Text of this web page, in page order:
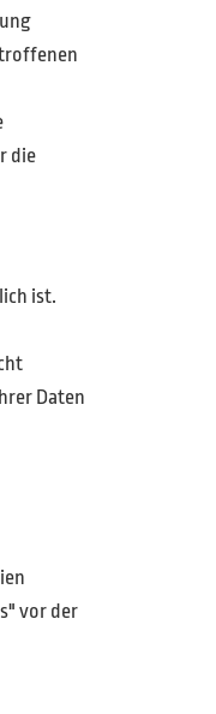
die
ist.
Daten
vor der